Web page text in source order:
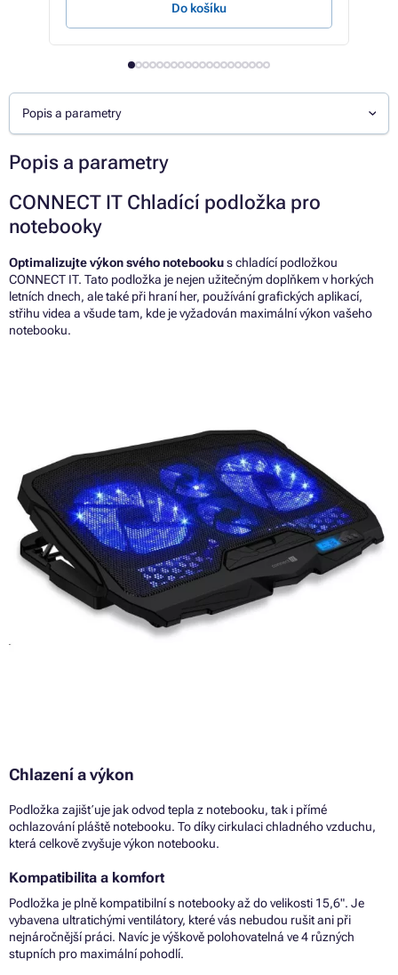
Do košíku
Popis a parametry
Popis a parametry
CONNECT IT Chladící podložka pro
notebooky
Optimalizujte výkon svého notebookus chladící podložkou
CONNECT IT. Tato podložka je nejen užitečným doplňkem v horkých
letních dnech, ale také při hraní her, používání grafických aplikací,
střihu videa a všude tam, kde je vyžadován maximální výkon vašeho
notebooku.
Chlazení a výkon
Podložka zajišťuje jak odvod tepla z notebooku, tak i přímé
ochlazování pláště notebooku. To díky cirkulaci chladného vzduchu,
která celkově zvyšuje výkon notebooku.
Kompatibilita a komfort
Podložka je plně kompatibilní s notebooky až do velikosti 15,6". Je
vybavena ultratichými ventilátory, které vás nebudou rušit ani při
nejnáročnější práci. Navíc je výškově polohovatelná ve 4 různých
stupních pro maximální pohodlí.